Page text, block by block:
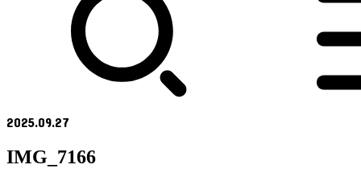
2025.09.27
IMG_7166